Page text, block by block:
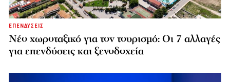
ΕΠΕΝΔΥΣΕΙΣ
Νέο χωροταξικό για τον τουρισμό: Οι 7 αλλαγές
για επενδύσεις και ξενοδοχεία